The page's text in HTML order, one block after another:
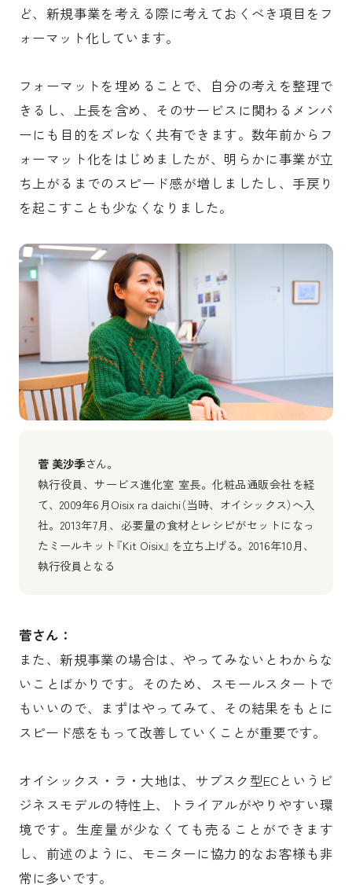
ど、新規事業を考える際に考えておくべき項目をフ
ォーマット化しています。
フォーマットを埋めることで、自分の考えを整理で
きるし、上長を含め、そのサービスに関わるメンバ
ーにも目的をズレなく共有できます。数年前からフ
ォーマット化をはじめましたが、明らかに事業が立
ち上がるまでのスピード感が増しましたし、手戻り
を起こすことも少なくなりました。
菅 美沙季さん。
執行役員、サービス進化室 室長。化粧品通販会社を経
て、2009年6月Oisix ra daichi（当時、オイシックス）へ入
社。2013年7月、必要量の食材とレシピがセットになっ
たミールキット『Kit Oisix』を立ち上げる。2016年10月、
執行役員となる
菅さん：
また、新規事業の場合は、やってみないとわからな
いことばかりです。そのため、スモールスタートで
もいいので、まずはやってみて、その結果をもとに
スピード感をもって改善していくことが重要です。
オイシックス・ラ・大地は、サブスク型ECというビ
ジネスモデルの特性上、トライアルがやりやすい環
境です。生産量が少なくても売ることができます
し、前述のように、モニターに協力的なお客様も非
常に多いです。